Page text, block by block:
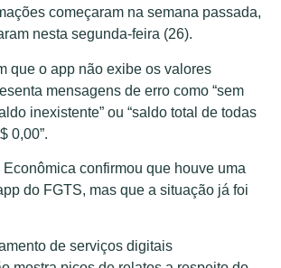
começaram na semana passada,
nesta segunda-feira (26).
que o app não exibe os valores
mensagens de erro como “sem
inexistente” ou “saldo total de todas
0,00”.
Econômica confirmou que houve uma
do FGTS, mas que a situação já foi
de serviços digitais